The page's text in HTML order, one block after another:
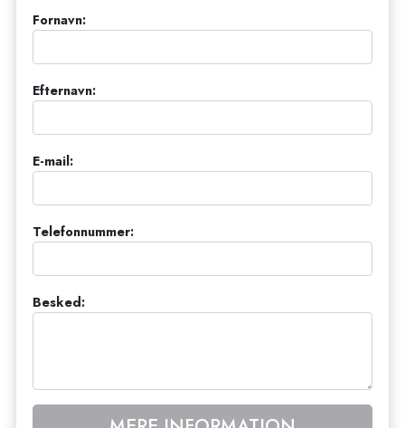
Fornavn:
Efternavn:
E-mail:
Telefonnummer:
Besked: